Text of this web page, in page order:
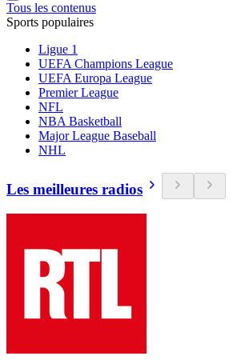
Tous les contenus
Sports populaires
Ligue 1
UEFA Champions League
UEFA Europa League
Premier League
NFL
NBA Basketball
Major League Baseball
NHL
Les meilleures radios